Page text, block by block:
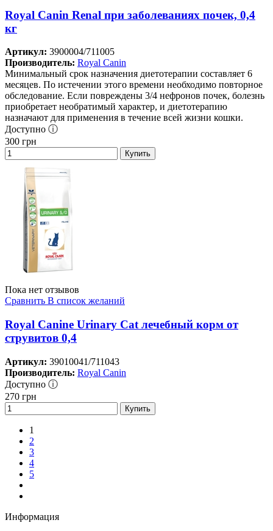
Royal Canin Renal при заболеваниях почек, 0,4
кг
Артикул: 3900004/711005
Производитель: Royal Canin
Минимальный срок назначения диетотерапии составляет 6
месяцев. По истечении этого времени необходимо повторное
обследование. Если повреждены 3/4 нефронов почек, болезнь
приобретает необратимый характер, и диетотерапию
назначают для применения в течение всей жизни кошки.
Доступно ⓘ
300 грн
Купить
Пока нет отзывов
Сравнить В список желаний
Royal Canine Urinary Cat лечебный корм от
струвитов 0,4
Артикул: 39010041/711043
Производитель: Royal Canin
Доступно ⓘ
270 грн
Купить
1
2
3
4
5
Информация